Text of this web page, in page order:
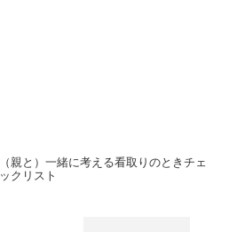
（親と）一緒に考える看取りのときチェ
ックリスト